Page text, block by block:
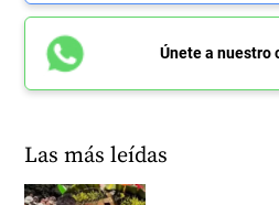
Únete a nuestro
Las más leídas